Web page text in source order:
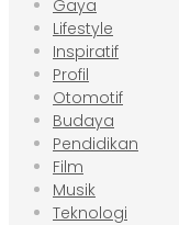
Gaya
Lifestyle
Inspiratif
Profil
Otomotif
Budaya
Pendidikan
Film
Musik
Teknologi